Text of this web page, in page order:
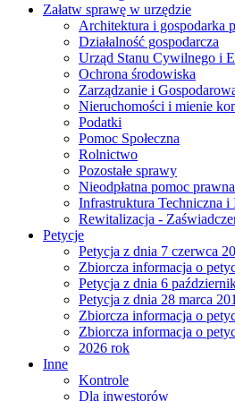
Załatw sprawę w urzędzie
Architektura i gospodarka
Działalność gospodarcza
Urząd Stanu Cywilnego i
Ochrona środowiska
Zarządzanie i
Nieruchomości i mienie
Podatki
Pomoc Społeczna
Rolnictwo
Pozostałe sprawy
Nieodpłatna pomoc prawna
Infrastruktura Techniczna i
Rewitalizacja -
Petycje
Petycja z dnia 7 czerwca
Zbiorcza informacja o
Petycja z dnia 6
Petycja z dnia 28 marca
Zbiorcza informacja o
Zbiorcza informacja o
2026 rok
Inne
Kontrole
Dla inwestorów